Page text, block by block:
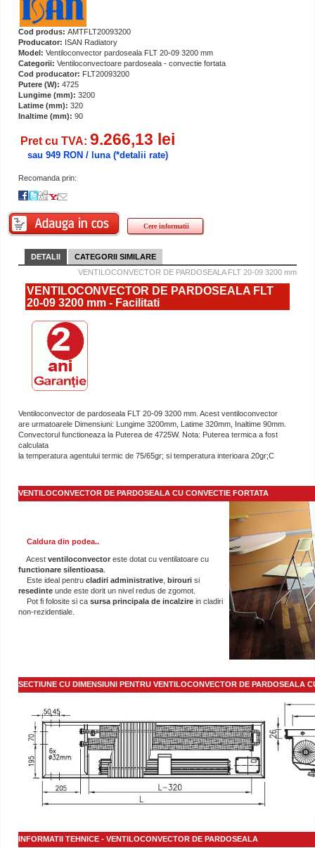
Cod produs: AMTFLT20093200
Producator: ISAN Radiatory
Model: Ventiloconvector pardoseala FLT 20-09 3200 mm
Categorii: Ventiloconvectoare pardoseala - convectie fortata
Cod producator: FLT20093200
Putere (W): 4725
Lungime (mm): 3200
Latime (mm): 320
Inaltime (mm): 90
Pret cu TVA: 9.266,13 lei
sau 949 RON / luna (*detalii rate)
Recomanda prin:
Cere informatii
DETALII
CATEGORII SIMILARE
VENTILOCONVECTOR DE PARDOSEALA FLT 20-09 3200 mm
VENTILOCONVECTOR DE PARDOSEALA FLT
20-09 3200 mm - Facilitati
Ventiloconvector de pardoseala FLT 20-09 3200 mm. Acest ventiloconvector
are urmatoarele Dimensiuni: Lungime 3200mm, Latime 320mm, Inaltime 90mm.
Convectorul functioneaza la Puterea de 4725W. Nota: Puterea termica a fost
calculata
la temperatura agentului termic de 75/65gr; si temperatura interioara 20gr;C
VENTILOCONVECTOR DE PARDOSEALA CU CONVECTIE FORTATA
Caldura din podea..
Acest ventiloconvector este dotat cu ventilatoare cu
functionare silentioasa
Este ideal pentru cladiri administrative birouri si
resedinte unde este dorit un nivel redus de zgomot.
Pot fi folosite si ca sursa principala de incalzire in cladiri
non-rezidentiale.
SECTIUNE CU DIMENSIUNI PENTRU VENTILOCONVECTOR DE PARDOSEALA
INFORMATII TEHNICE - VENTILOCONVECTOR DE PARDOSEALA